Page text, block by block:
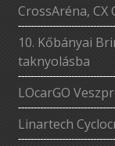
CrossAréna, CX
10. Kőbányai
taknyolásba
LOcarGO
Linartech